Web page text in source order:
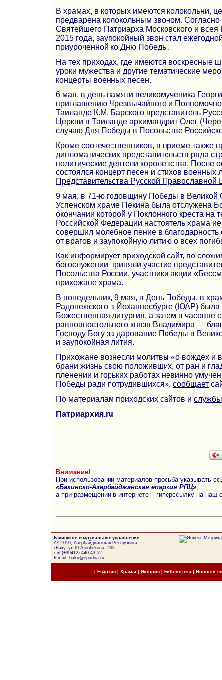
В храмах, в которых имеются колокольни,
предварена колокольным звоном. Согласно
Святейшего Патриарха Московского и всея
2015 года, заупокойный звон стал
приуроченной ко Дню Победы.
На тех приходах, где имеются воскресные
уроки мужества и другие тематические
концерты военных песен.
6 мая, в день памяти великомученика
приглашению Чрезвычайного и
Таиланде К.М. Барского представитель
Церкви в Таиланде архимандрит Олег
случаю Дня Победы в Посольстве
Кроме соотечественников, в приеме также
дипломатических представительств ряда
политические деятели королевства. После
состоялся концерт песен и стихов военных
Представительства Русской Православной
9 мая, в 71-ю годовщину Победы в Великой
Успенском храме Пекина была отслужена
окончании которой у Поклонного креста на
Российской Федерации настоятель храма
совершил молебное пение в благодарность
от врагов и заупокойную литию о всех
Как информирует приходской сайт, по
богослужении приняли участие
Посольства России, участники акции
прихожане храма.
В понедельник, 9 мая, в День Победы, в
Радонежского в Йоханнесбурге (ЮАР)
Божественная литургия, а затем в часовне
равноапостольного князя Владимира —
Господу Богу за дарование Победы в
и заупокойная лития.
Прихожане вознесли молитвы «о вождех и
брани жизнь свою положивших, от ран и
пленении и горьких работах невинно
Победы ради потрудившихся», сообщает
По материалам приходских сайтов и
Патриархия.ru
Внимание!
При использовании материалов просьба указывать
«Бакинско-Азербайджанская епархия РПЦ»
а при размещении в интернете – гиперссылку на наш
Бакинское епархиальное управление
AZ 1010, Азербайджанская Республика,
г.Баку, ул.Ш.Азизбекова, 205
тел.(+99412) 440-43-52
E-mail: baku@eparhia.ru
Епархия| Храмы История| Библиотека Новости